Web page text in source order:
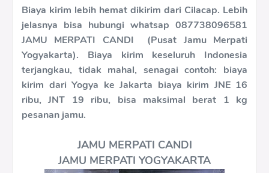
Biaya kirim lebih hemat dikirim dari Cilacap. Lebih
jelasnya bisa hubungi whatsap 087738096581
JAMU MERPATI CANDI (Pusat Jamu Merpati
Yogyakarta). Biaya kirim keseluruh Indonesia
terjangkau, tidak mahal, senagai contoh: biaya
kirim dari Yogya ke Jakarta biaya kirim JNE 16
ribu, JNT 19 ribu, bisa maksimal berat 1 kg
pesanan jamu.
JAMU MERPATI CANDI
JAMU MERPATI YOGYAKARTA